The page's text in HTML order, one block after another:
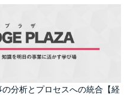
分析とプロセスへの統合【経